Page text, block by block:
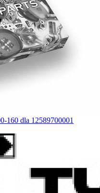
160 dla 12589700001